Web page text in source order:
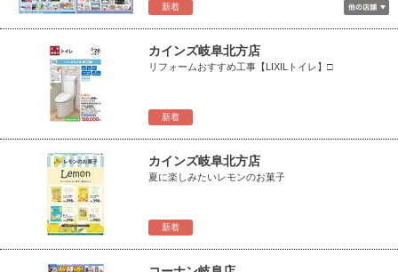
新着
新着
カインズ岐阜北方店
リフォームおすすめ工事【LIXILトイレ】□
新着
カインズ岐阜北方店
夏に楽しみたいレモンのお菓子